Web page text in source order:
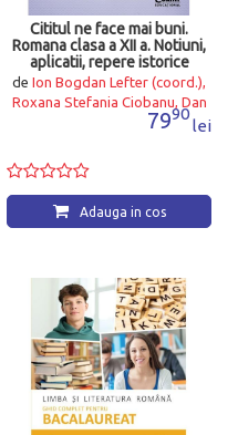
Cititul ne face mai buni.
Romana clasa a XII a. Notiuni,
aplicatii, repere istorice
de Ion Bogdan Lefter (coord.),
Roxana Stefania Ciobanu, Dan
Gulea, Dragos Paduraru,
7990
lei
Adauga in cos